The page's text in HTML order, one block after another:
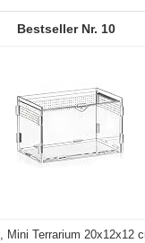
10
Mini Terrarium 20x12x12